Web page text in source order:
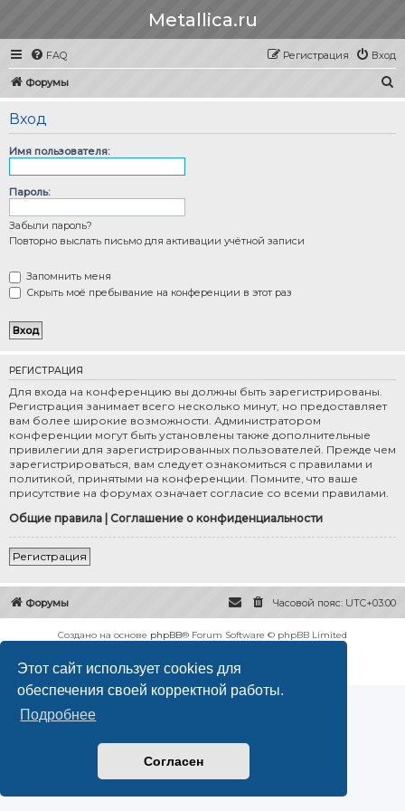
Этот сайт использует cookies для
обеспечения своей корректной работы.
Подробнее
Согласен
Metallica.ru
FAQ Вход
Регистрация
Форумы
Вход
Имя пользователя:
Пароль:
Забыли пароль?
Повторно выслать письмо для активации учётной записи
Запомнить меня
Скрыть моё пребывание на конференции в этот раз
РЕГИСТРАЦИЯ
Для входа на конференцию вы должны быть зарегистрированы.
Регистрация занимает всего несколько минут, но предоставляет
вам более широкие возможности. Администратором
конференции могут быть установлены также дополнительные
привилегии для зарегистрированных пользователей. Прежде чем
зарегистрироваться, вам следует ознакомиться с правилами и
политикой, принятыми на конференции. Помните, что ваше
присутствие на форумах означает согласие со всеми правилами.
Общие правила Соглашение о конфиденциальности
Регистрация
Форумы Часовой пояс: UTC+03:00
Создано на основе phpBB® Forum Software © phpBB Limited
Конфиденциальность|Правила